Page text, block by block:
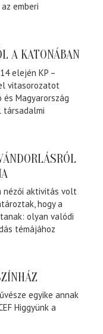
emberi
A KATONÁBAN
elején KP –
vitasorozatot
Magyarország
nézői aktivitás volt
hogy a
olyan valódi
témájához
egyike annak
Higgyünk a